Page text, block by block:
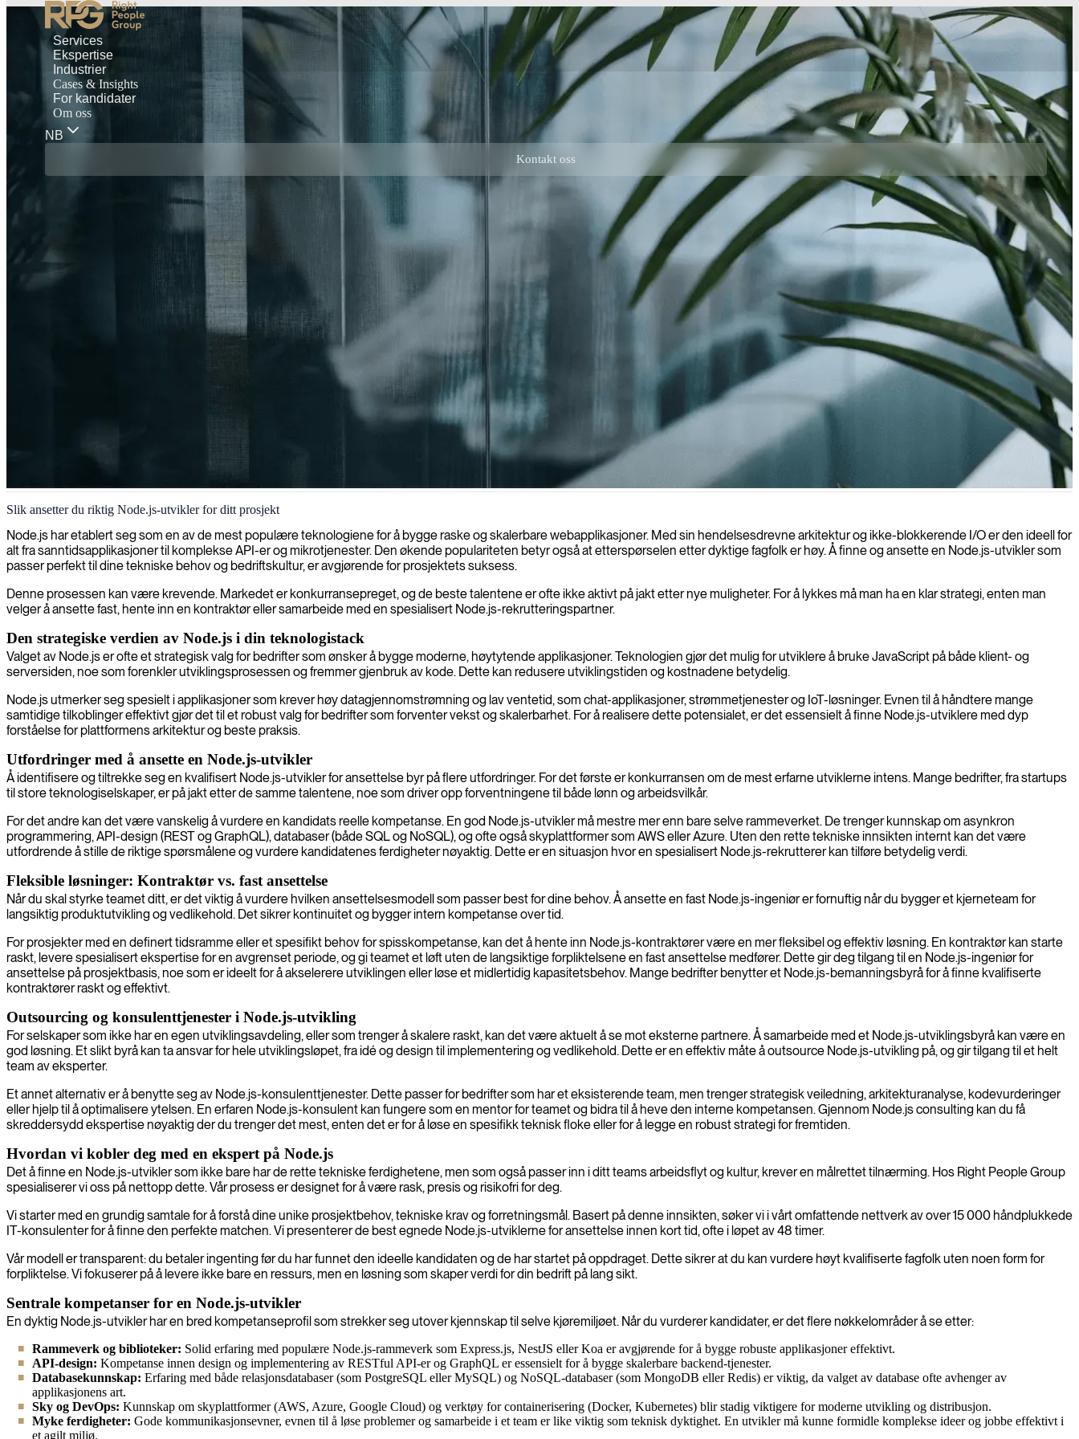
Services
Ekspertise
Industrier
Cases & Insights
For kandidater
Om oss
NB
Kontakt oss
Node.js server-side applikasjonsutvikling
Vi styrker virksomheter med Node.js-utviklere som lager skalerbare, høytytende server-side applikasjoner tilpasset dine spesifikke behov.
Slik ansetter du riktig Node.js-utvikler for ditt prosjekt
Node.js har etablert seg som en av de mest populære teknologiene for å bygge raske og skalerbare webapplikasjoner. Med sin hendelsesdrevne arkitektur og ikke-blokkerende I/O er den ideell for
alt fra sanntidsapplikasjoner til komplekse API-er og mikrotjenester. Den økende populariteten betyr også at etterspørselen etter dyktige fagfolk er høy. Å finne og ansette en Node.js-utvikler som
passer perfekt til dine tekniske behov og bedriftskultur, er avgjørende for prosjektets suksess.
Denne prosessen kan være krevende. Markedet er konkurransepreget, og de beste talentene er ofte ikke aktivt på jakt etter nye muligheter. For å lykkes må man ha en klar strategi, enten man
velger å ansette fast, hente inn en kontraktør eller samarbeide med en spesialisert Node.js-rekrutteringspartner.
Den strategiske verdien av Node.js i din teknologistack
Valget av Node.js er ofte et strategisk valg for bedrifter som ønsker å bygge moderne, høytytende applikasjoner. Teknologien gjør det mulig for utviklere å bruke JavaScript på både klient- og
serversiden, noe som forenkler utviklingsprosessen og fremmer gjenbruk av kode. Dette kan redusere utviklingstiden og kostnadene betydelig.
Node.js utmerker seg spesielt i applikasjoner som krever høy datagjennomstrømning og lav ventetid, som chat-applikasjoner, strømmetjenester og IoT-løsninger. Evnen til å håndtere mange
samtidige tilkoblinger effektivt gjør det til et robust valg for bedrifter som forventer vekst og skalerbarhet. For å realisere dette potensialet, er det essensielt å finne Node.js-utviklere med dyp
forståelse for plattformens arkitektur og beste praksis.
Utfordringer med å ansette en Node.js-utvikler
Å identifisere og tiltrekke seg en kvalifisert Node.js-utvikler for ansettelse byr på flere utfordringer. For det første er konkurransen om de mest erfarne utviklerne intens. Mange bedrifter, fra startups
til store teknologiselskaper, er på jakt etter de samme talentene, noe som driver opp forventningene til både lønn og arbeidsvilkår.
For det andre kan det være vanskelig å vurdere en kandidats reelle kompetanse. En god Node.js-utvikler må mestre mer enn bare selve rammeverket. De trenger kunnskap om asynkron
programmering, API-design (REST og GraphQL), databaser (både SQL og NoSQL), og ofte også skyplattformer som AWS eller Azure. Uten den rette tekniske innsikten internt kan det være
utfordrende å stille de riktige spørsmålene og vurdere kandidatenes ferdigheter nøyaktig. Dette er en situasjon hvor en spesialisert Node.js-rekrutterer kan tilføre betydelig verdi.
Fleksible løsninger: Kontraktør vs. fast ansettelse
Når du skal styrke teamet ditt, er det viktig å vurdere hvilken ansettelsesmodell som passer best for dine behov. Å ansette en fast Node.js-ingeniør er fornuftig når du bygger et kjerneteam for
langsiktig produktutvikling og vedlikehold. Det sikrer kontinuitet og bygger intern kompetanse over tid.
For prosjekter med en definert tidsramme eller et spesifikt behov for spisskompetanse, kan det å hente inn Node.js-kontraktører være en mer fleksibel og effektiv løsning. En kontraktør kan starte
raskt, levere spesialisert ekspertise for en avgrenset periode, og gi teamet et løft uten de langsiktige forpliktelsene en fast ansettelse medfører. Dette gir deg tilgang til en Node.js-ingeniør for
ansettelse på prosjektbasis, noe som er ideelt for å akselerere utviklingen eller løse et midlertidig kapasitetsbehov. Mange bedrifter benytter et Node.js-bemanningsbyrå for å finne kvalifiserte
kontraktører raskt og effektivt.
Outsourcing og konsulenttjenester i Node.js-utvikling
For selskaper som ikke har en egen utviklingsavdeling, eller som trenger å skalere raskt, kan det være aktuelt å se mot eksterne partnere. Å samarbeide med et Node.js-utviklingsbyrå kan være en
god løsning. Et slikt byrå kan ta ansvar for hele utviklingsløpet, fra idé og design til implementering og vedlikehold. Dette er en effektiv måte å outsource Node.js-utvikling på, og gir tilgang til et helt
team av eksperter.
Et annet alternativ er å benytte seg av Node.js-konsulenttjenester. Dette passer for bedrifter som har et eksisterende team, men trenger strategisk veiledning, arkitekturanalyse, kodevurderinger
eller hjelp til å optimalisere ytelsen. En erfaren Node.js-konsulent kan fungere som en mentor for teamet og bidra til å heve den interne kompetansen. Gjennom Node.js consulting kan du få
skreddersydd ekspertise nøyaktig der du trenger det mest, enten det er for å løse en spesifikk teknisk floke eller for å legge en robust strategi for fremtiden.
Hvordan vi kobler deg med en ekspert på Node.js
Det å finne en Node.js-utvikler som ikke bare har de rette tekniske ferdighetene, men som også passer inn i ditt teams arbeidsflyt og kultur, krever en målrettet tilnærming. Hos Right People Group
spesialiserer vi oss på nettopp dette. Vår prosess er designet for å være rask, presis og risikofri for deg.
Vi starter med en grundig samtale for å forstå dine unike prosjektbehov, tekniske krav og forretningsmål. Basert på denne innsikten, søker vi i vårt omfattende nettverk av over 15 000 håndplukkede
IT-konsulenter for å finne den perfekte matchen. Vi presenterer de best egnede Node.js-utviklerne for ansettelse innen kort tid, ofte i løpet av 48 timer.
Vår modell er transparent: du betaler ingenting før du har funnet den ideelle kandidaten og de har startet på oppdraget. Dette sikrer at du kan vurdere høyt kvalifiserte fagfolk uten noen form for
forpliktelse. Vi fokuserer på å levere ikke bare en ressurs, men en løsning som skaper verdi for din bedrift på lang sikt.
Sentrale kompetanser for en Node.js-utvikler
En dyktig Node.js-utvikler har en bred kompetanseprofil som strekker seg utover kjennskap til selve kjøremiljøet. Når du vurderer kandidater, er det flere nøkkelområder å se etter:
Rammeverk og biblioteker: Solid erfaring med populære Node.js-rammeverk som Express.js, NestJS eller Koa er avgjørende for å bygge robuste applikasjoner effektivt.
API-design: Kompetanse innen design og implementering av RESTful API-er og GraphQL er essensielt for å bygge skalerbare backend-tjenester.
Databasekunnskap: Erfaring med både relasjonsdatabaser (som PostgreSQL eller MySQL) og NoSQL-databaser (som MongoDB eller Redis) er viktig, da valget av database ofte avhenger av
applikasjonens art.
Sky og DevOps: Kunnskap om skyplattformer (AWS, Azure, Google Cloud) og verktøy for containerisering (Docker, Kubernetes) blir stadig viktigere for moderne utvikling og distribusjon.
Myke ferdigheter: Gode kommunikasjonsevner, evnen til å løse problemer og samarbeide i et team er like viktig som teknisk dyktighet. En utvikler må kunne formidle komplekse ideer og jobbe effektivt i
et agilt miljø.